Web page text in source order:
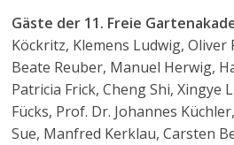
Gäste der 11. Freie
Köckritz, Klemens Ludwig,
Beate Reuber, Manuel Herwig,
Patricia Frick, Cheng Shi, Xingye
Fücks, Prof. Dr. Johannes
Sue, Manfred Kerklau, Carsten